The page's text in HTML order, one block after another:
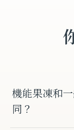
機能果凍和
同？